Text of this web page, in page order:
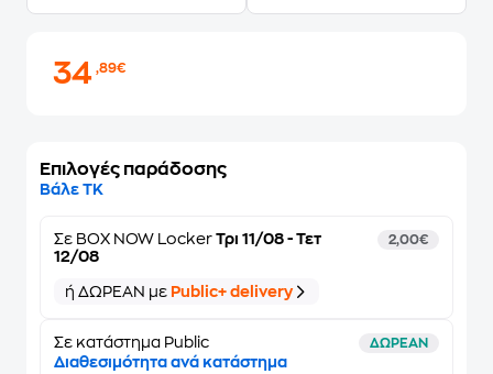
34,89€
Επιλογές παράδοσης
Βάλε ΤΚ
Σε BOX NOW Locker Τρι 11/08 - Τετ
12/08
2,00€
ή ΔΩΡΕΑΝ με Public+ delivery
Σε κατάστημα Public ΔΩΡΕΑΝ
Διαθεσιμότητα ανά κατάστημα